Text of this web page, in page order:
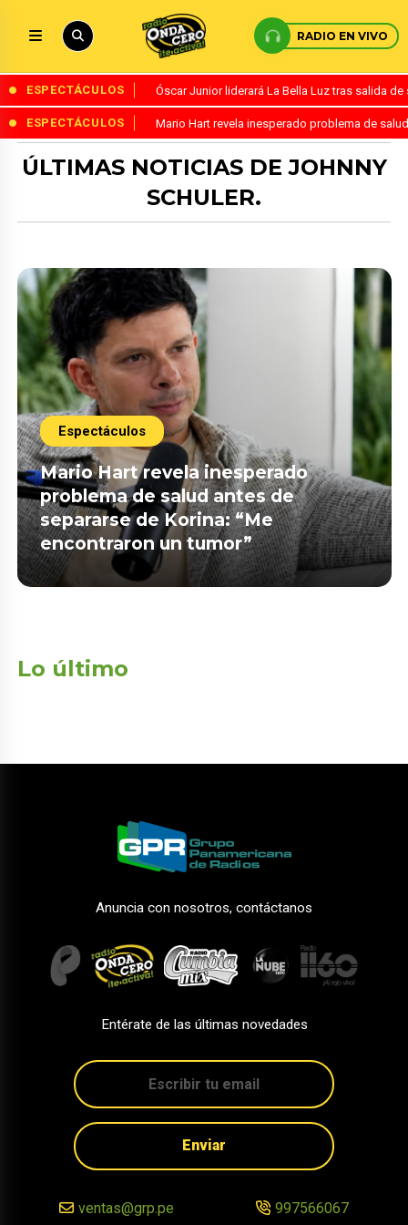
RADIO EN VIVO
ESPECTÁCULOS Óscar Junior liderará La Bella Luz tras salida
ESPECTÁCULOS Mario Hart revela inesperado problema de
ÚLTIMAS NOTICIAS DE JOHNNY
SCHULER.
Espectáculos
Mario Hart revela inesperado
problema de salud antes de
separarse de Korina: “Me
encontraron un tumor”
Lo último
Anuncia con nosotros, contáctanos
Entérate de las últimas novedades
Enviar
ventas@grp.pe 997566067